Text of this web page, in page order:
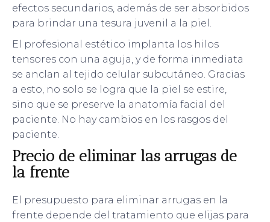
efectos secundarios, además de ser absorbidos
para brindar una tesura juvenil a la piel.
El profesional estético implanta los hilos
tensores con una aguja, y de forma inmediata
se anclan al tejido celular subcutáneo. Gracias
a esto, no solo se logra que la piel se estire,
sino que se preserve la anatomía facial del
paciente. No hay cambios en los rasgos del
paciente.
Precio de eliminar las arrugas de
la frente
El presupuesto para eliminar arrugas en la
frente depende del tratamiento que elijas para